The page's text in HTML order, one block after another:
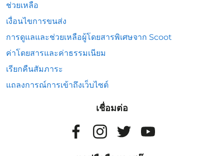
ช่วยเหลือ
เงื่อนไขการขนส่ง
การดูแลและช่วยเหลือผู้โดยสารพิเศษจาก Scoot
ค่าโดยสารและค่าธรรมเนียม
เรียกคืนสัมภาระ
แถลงการณ์การเข้าถึงเว็บไซต์
เชื่อมต่อ